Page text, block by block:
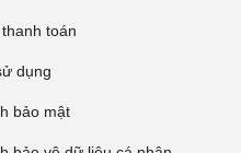
toán
dụng
bảo mật